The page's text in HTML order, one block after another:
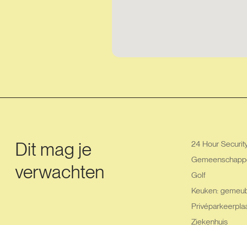
Dit mag je
verwachten
24 Hour
Golf
Keuken:
Ziekenhuis